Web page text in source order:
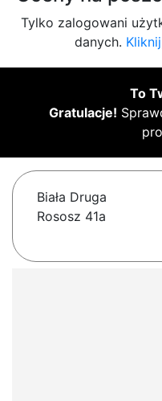
Tylko zalogowani
danych.
To
Gratulacje!
Biała Druga
Rososz 41a